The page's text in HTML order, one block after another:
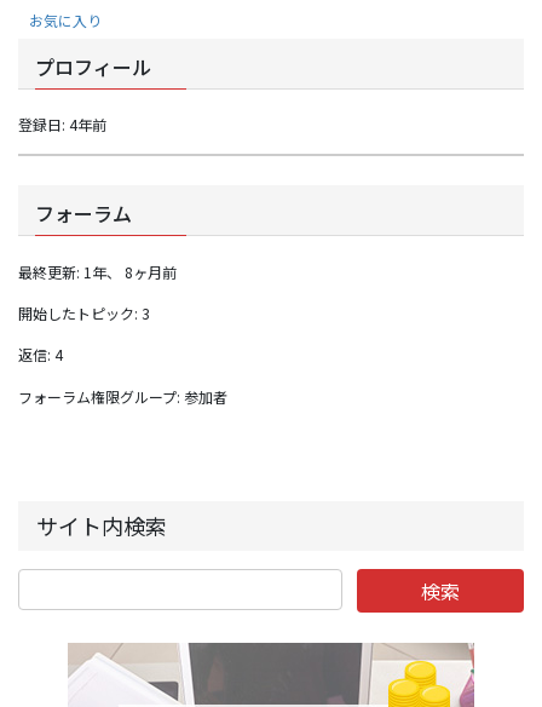
お気に入り
プロフィール
登録日: 4年前
フォーラム
最終更新: 1年、 8ヶ月前
開始したトピック: 3
返信: 4
フォーラム権限グループ: 参加者
サイト内検索